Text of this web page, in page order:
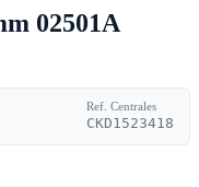
02501A
Ref. Centrales
CKD1523418